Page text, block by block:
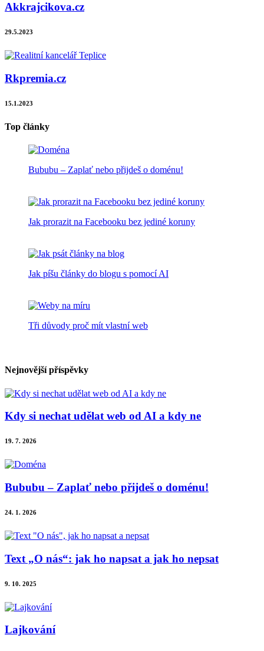
Akkrajcikova.cz
29.5.2023
Rkpremia.cz
15.1.2023
Top články
Bububu – Zaplať nebo přijdeš o doménu!
Jak prorazit na Facebooku bez jediné koruny
Jak píšu články do blogu s pomocí AI
Tři důvody proč mít vlastní web
Nejnovější příspěvky
Kdy si nechat udělat web od AI a kdy ne
19. 7. 2026
Bububu – Zaplať nebo přijdeš o doménu!
24. 1. 2026
Text „O nás“: jak ho napsat a jak ho nepsat
9. 10. 2025
Lajkování